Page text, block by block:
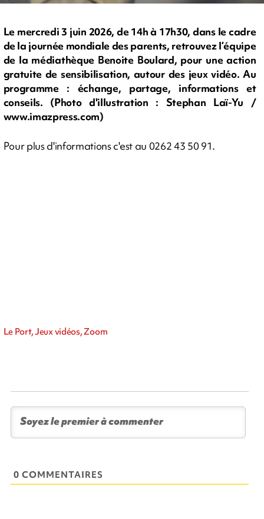
Le mercredi 3 juin 2026, de 14h à 17h30, dans le cadre
de la journée mondiale des parents, retrouvez l’équipe
de la médiathèque Benoite Boulard, pour une action
gratuite de sensibilisation, autour des jeux vidéo. Au
programme : échange, partage, informations et
conseils. (Photo d'illustration : Stephan Laï-Yu /
www.imazpress.com)
Pour plus d'informations c'est au 0262 43 50 91.
Le Port, Jeux vidéos, Zoom
0 COMMENTAIRES